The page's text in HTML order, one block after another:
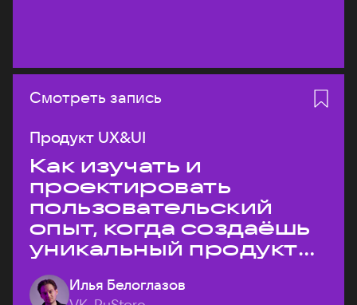
Смотреть запись
Продукт UX&UI
Как изучать и
проектировать
пользовательский
опыт, когда создаёшь
уникальный продукт
на рынке?
Илья Белоглазов